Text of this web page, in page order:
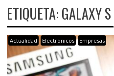
ETIQUETA:GALAXY
Actualidad Electrónicos Empresas